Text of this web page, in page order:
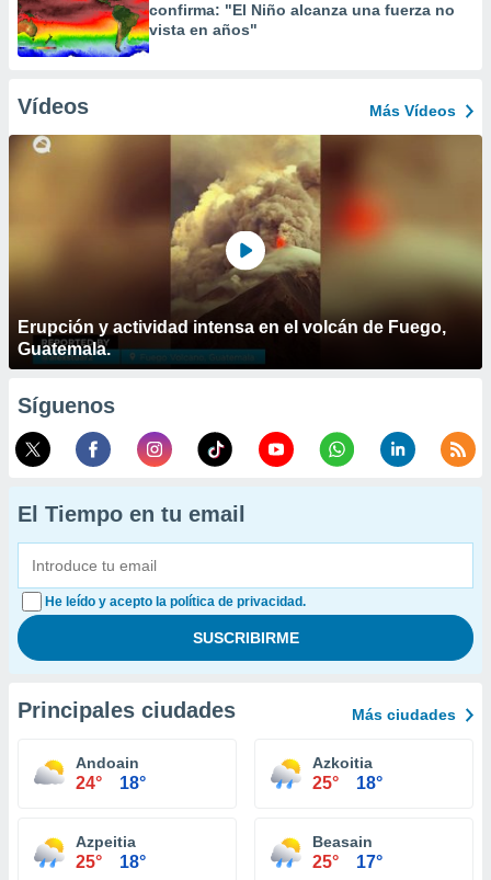
confirma: "El Niño alcanza una fuerza no
vista en años"
Vídeos Más Vídeos
Erupción y actividad intensa en el volcán de Fuego,
Guatemala.
Síguenos
El Tiempo en tu email
He leído y acepto la política de privacidad.
Principales ciudades Más ciudades
Andoain
24° 18°
Azkoitia
25° 18°
Azpeitia
25° 18°
Beasain
25° 17°